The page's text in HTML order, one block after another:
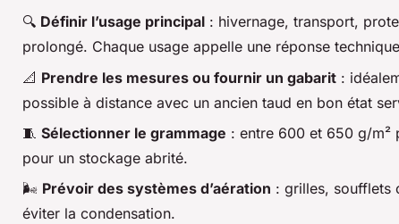
🔍 Définir l’usage principal : hivernage, transport,
prolongé. Chaque usage appelle une réponse
📐 Prendre les mesures ou fournir un gabarit :
possible à distance avec un ancien taud en bon état
🧵 Sélectionner le grammage : entre 600 et 650 g/m²
pour un stockage abrité.
🌬️ Prévoir des systèmes d’aération : grilles, soufflets
éviter la condensation.